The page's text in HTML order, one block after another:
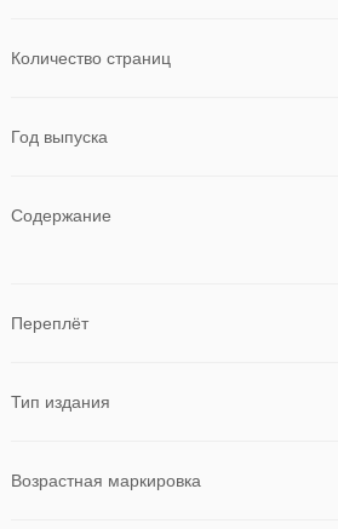
Количество страниц
Год выпуска
Содержание
Переплёт
Тип издания
Возрастная маркировка